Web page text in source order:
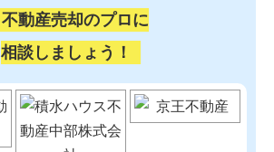
不動産売却のプロに
相談しましょう！